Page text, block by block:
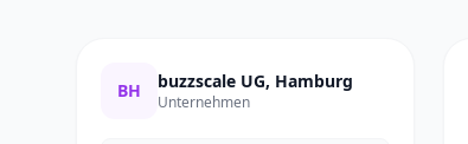
BH buzzscale UG, Hamburg
Unternehmen